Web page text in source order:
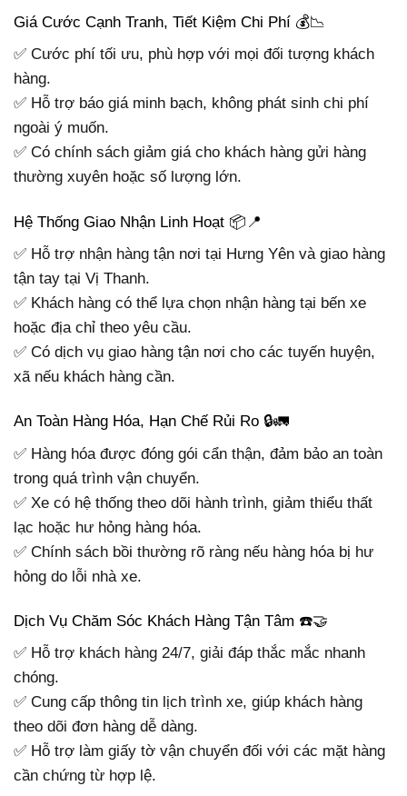
Giá Cước Cạnh Tranh, Tiết Kiệm Chi Phí 💰📉
✅ Cước phí tối ưu, phù hợp với mọi đối tượng khách
hàng.
✅ Hỗ trợ báo giá minh bạch, không phát sinh chi phí
ngoài ý muốn.
✅ Có chính sách giảm giá cho khách hàng gửi hàng
thường xuyên hoặc số lượng lớn.
Hệ Thống Giao Nhận Linh Hoạt 📦📍
✅ Hỗ trợ nhận hàng tận nơi tại Hưng Yên và giao hàng
tận tay tại Vị Thanh.
✅ Khách hàng có thể lựa chọn nhận hàng tại bến xe
hoặc địa chỉ theo yêu cầu.
✅ Có dịch vụ giao hàng tận nơi cho các tuyến huyện,
xã nếu khách hàng cần.
An Toàn Hàng Hóa, Hạn Chế Rủi Ro 🔒🚛
✅ Hàng hóa được đóng gói cẩn thận, đảm bảo an toàn
trong quá trình vận chuyển.
✅ Xe có hệ thống theo dõi hành trình, giảm thiểu thất
lạc hoặc hư hỏng hàng hóa.
✅ Chính sách bồi thường rõ ràng nếu hàng hóa bị hư
hỏng do lỗi nhà xe.
Dịch Vụ Chăm Sóc Khách Hàng Tận Tâm ☎️🤝
✅ Hỗ trợ khách hàng 24/7, giải đáp thắc mắc nhanh
chóng.
✅ Cung cấp thông tin lịch trình xe, giúp khách hàng
theo dõi đơn hàng dễ dàng.
✅ Hỗ trợ làm giấy tờ vận chuyển đối với các mặt hàng
cần chứng từ hợp lệ.